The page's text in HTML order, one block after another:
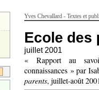
Yves Chevallard - Textes et
Ecole des
juillet 2001
« Rapport au
connaissances » par
parents, juillet-août